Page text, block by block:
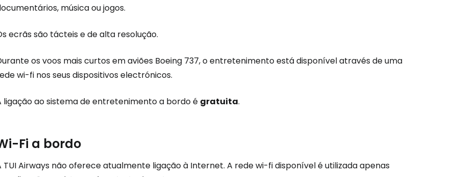
música ou jogos.
ecrãs são tácteis e de alta resolução.
os voos mais curtos em aviões Boeing 737, o entretenimento está disponível através de uma
wi-fi nos seus dispositivos electrónicos.
ligação ao sistema de entretenimento a bordo é gratuita.
Fi a bordo
TUI Airways não oferece atualmente ligação à Internet. A rede wi-fi disponível é utilizada apenas